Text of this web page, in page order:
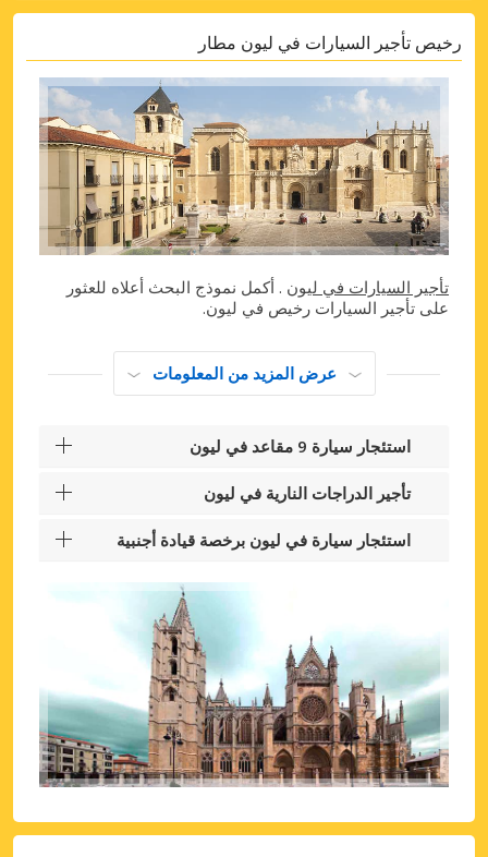
رخيص تأجير السيارات في ليون مطار
تأجير السيارات في ليون . أكمل نموذج البحث أعلاه للعثور
على تأجير السيارات رخيص في ليون.
عرض المزيد من المعلومات
استئجار سيارة 9 مقاعد في ليون
تأجير الدراجات النارية في ليون
استئجار سيارة في ليون برخصة قيادة أجنبية